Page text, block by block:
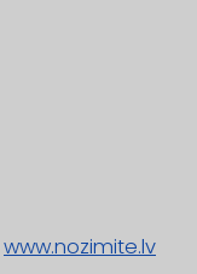
www.nozimite.lv